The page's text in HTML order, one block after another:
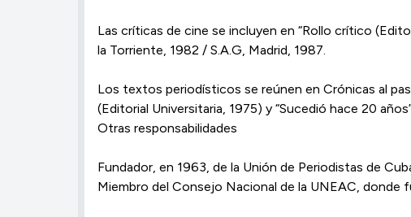
Las críticas de cine se incluyen en “Rollo crítico
la Torriente, 1982 / S.A.G, Madrid, 1987.
Los textos periodísticos se reúnen en Crónicas al
(Editorial Universitaria, 1975) y “Sucedió hace 20
Otras responsabilidades
Fundador, en 1963, de la Unión de Periodistas de
Miembro del Consejo Nacional de la UNEAC, donde